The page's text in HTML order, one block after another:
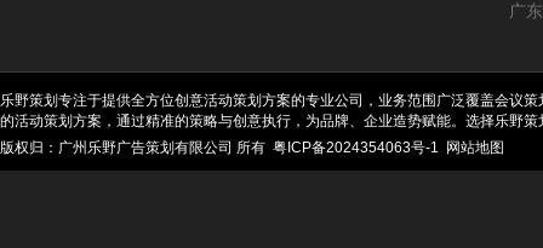
广
乐野策划专注于提供全方位创意活动策划方案的专业公司，业务范围广泛覆盖会议
的活动策划方案，通过精准的策略与创意执行，为品牌、企业造势赋能。选择乐野
版权归：广州乐野广告策划有限公司 所有 粤ICP备2024354063号-1 网站地图